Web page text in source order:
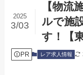
【物流
ルで施
す！【
2025
3/03
PR レア求人情報